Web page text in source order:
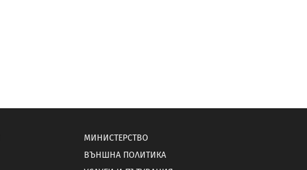
МИНИСТЕРСТВО
ВЪНШНА ПОЛИТИКА